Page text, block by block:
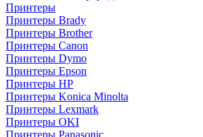
Принтеры
Принтеры Brady
Принтеры Brother
Принтеры Canon
Принтеры Dymo
Принтеры Epson
Принтеры HP
Принтеры Konica Minolta
Принтеры Lexmark
Принтеры OKI
Принтеры Panasonic